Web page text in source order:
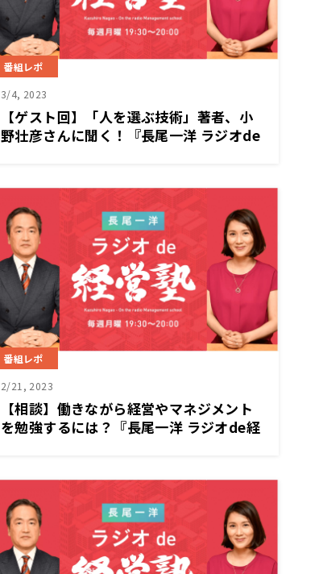
番組レポ
3/4, 2023
【ゲスト回】「人を選ぶ技術」著者、小
野壮彦さんに聞く！『長尾一洋 ラジオde
番組レポ
2/21, 2023
【相談】働きながら経営やマネジメント
を勉強するには？『長尾一洋 ラジオde経